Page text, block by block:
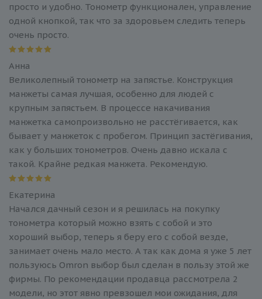
просто и удобно. Тонометр функционален, управление
одной кнопкой, так что за здоровьем следить теперь
очень просто.
Анна
Великолепный тонометр на запястье. Конструкция
манжеты самая лучшая, особенно для людей с
крупным запястьем. В процессе накачивания
манжетка самопроизвольно не расстёгивается, как
бывает у манжеток с пробегом. Принцип застёгивания,
как у больших тонометров. Очень давно искала с
такой. Крайне редкая манжета. Рекомендую.
Екатерина
Начался дачный сезон и я решилась на покупку
тонометра который можно взять с собой и это
хороший выбор, теперь я беру его с собой везде,
занимает очень мало место. А так как дома я уже 5 лет
пользуюсь Omron выбор был сделан в пользу этой же
фирмы. По рекомендации продавца рассмотрела 2
модели, но этот явно превзошел мои ожидания, для